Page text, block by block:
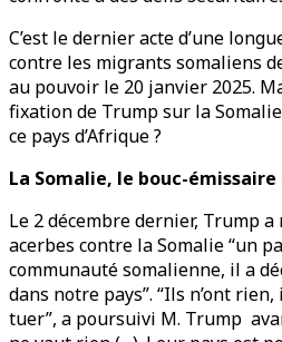
C’est le dernier acte d’une
contre les migrants somaliens
au pouvoir le 20 janvier 2025.
fixation de Trump sur la
ce pays d’Afrique ?
La Somalie, le bouc-émissaire
Le 2 décembre dernier, Trump
acerbes contre la Somalie “un
communauté somalienne, il a
dans notre pays”. “Ils n’ont
tuer”, a poursuivi M. Trump